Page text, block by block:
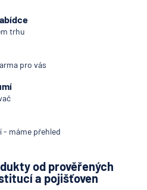
trhu
pro vás
- máme přehled
od prověřených
a pojišťoven